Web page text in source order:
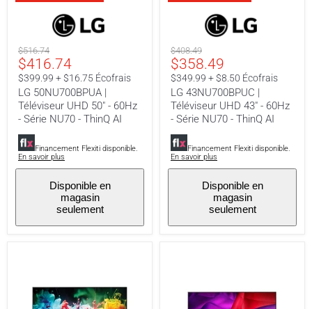
50NU700BPUA
UHD
50"
60Hz
Série
NU70
ThinQ
AI
Prix
original
$516.74
Prix
actuel
$416.74
$399.99 + $16.75 Écofrais
LG 50NU700BPUA |
Téléviseur UHD 50" - 60Hz
- Série NU70 - ThinQ AI
Financement Flexiti disponible.
En savoir plus
Disponible en
magasin
seulement
43NU700BPUC
UHD
43"
60Hz
Série
NU70
ThinQ
AI
Prix
original
$408.49
Prix
actuel
$358.49
$349.99 + $8.50 Écofrais
LG 43NU700BPUC |
Téléviseur UHD 43" - 60Hz
- Série NU70 - ThinQ AI
Financement Flexiti disponible.
En savoir plus
Disponible en
magasin
seulement